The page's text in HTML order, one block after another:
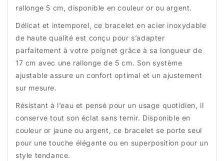
rallonge 5 cm, disponible en couleur or ou argent.
Délicat et intemporel, ce bracelet en acier inoxydable
de haute qualité est conçu pour s’adapter
parfaitement à votre poignet grâce à sa longueur de
17 cm avec une rallonge de 5 cm. Son système
ajustable assure un confort optimal et un ajustement
sur mesure.
Résistant à l’eau et pensé pour un usage quotidien, il
conserve tout son éclat sans ternir. Disponible en
couleur or jaune ou argent, ce bracelet se porte seul
pour une touche élégante ou en superposition pour un
style tendance.